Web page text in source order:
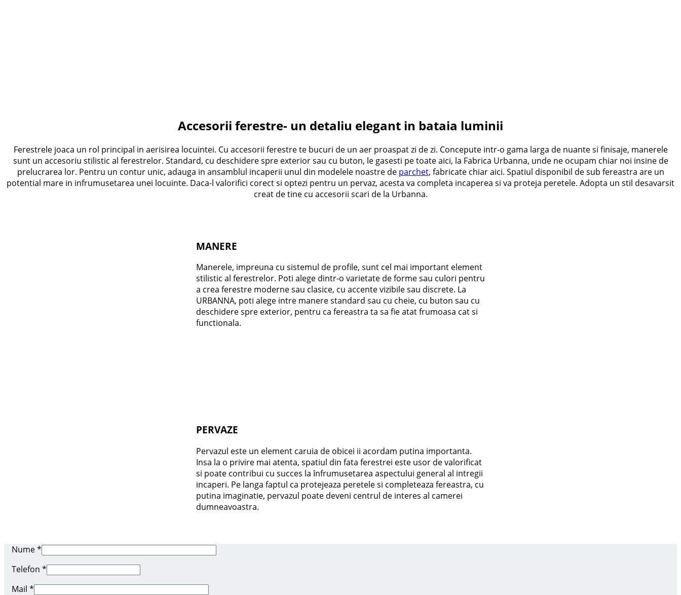
Accesorii ferestre- un detaliu elegant in bataia luminii
Ferestrele joaca un rol principal in aerisirea locuintei. Cu accesorii ferestre te bucuri de un aer proaspat zi de zi. Concepute intr-o gama larga de nuante si finisaje, manerele
sunt un accesoriu stilistic al ferestrelor. Standard, cu deschidere spre exterior sau cu buton, le gasesti pe toate aici, la Fabrica Urbanna, unde ne ocupam chiar noi insine de
prelucrarea lor. Pentru un contur unic, adauga in ansamblul incaperii unul din modelele noastre de parchet, fabricate chiar aici. Spatiul disponibil de sub fereastra are un
potential mare in infrumusetarea unei locuinte. Daca-l valorifici corect si optezi pentru un pervaz, acesta va completa incaperea si va proteja peretele. Adopta un stil desavarsit
creat de tine cu accesorii scari de la Urbanna.
MANERE
Manerele, impreuna cu sistemul de profile, sunt cel mai important element
stilistic al ferestrelor. Poti alege dintr-o varietate de forme sau culori pentru
a crea ferestre moderne sau clasice, cu accente vizibile sau discrete. La
URBANNA, poti alege intre manere standard sau cu cheie, cu buton sau cu
deschidere spre exterior, pentru ca fereastra ta sa fie atat frumoasa cat si
functionala.
PERVAZE
Pervazul este un element caruia de obicei ii acordam putina importanta.
Insa la o privire mai atenta, spatiul din fata ferestrei este usor de valorificat
si poate contribui cu succes la ȋnfrumusetarea aspectului general al intregii
incaperi. Pe langa faptul ca protejeaza peretele si completeaza fereastra, cu
putina imaginatie, pervazul poate deveni centrul de interes al camerei
dumneavoastra.
Nume*
Telefon *
Mail *